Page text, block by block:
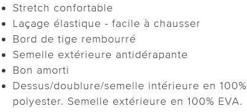
Stretch confortable
Laçage élastique - facile à chausser
Bord de tige rembourré
Semelle extérieure antidérapante
Bon amorti
Dessus/doublure/semelle intérieure en 100%
polyester. Semelle extérieure en 100% EVA.